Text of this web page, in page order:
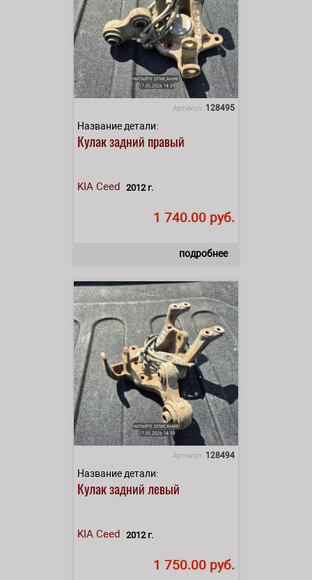
Артикул: 128495
Название детали:
Кулак задний правый
KIA Ceed 2012 г.
1 740.00 руб.
подробнее
Артикул: 128494
Название детали:
Кулак задний левый
KIA Ceed 2012 г.
1 750.00 руб.